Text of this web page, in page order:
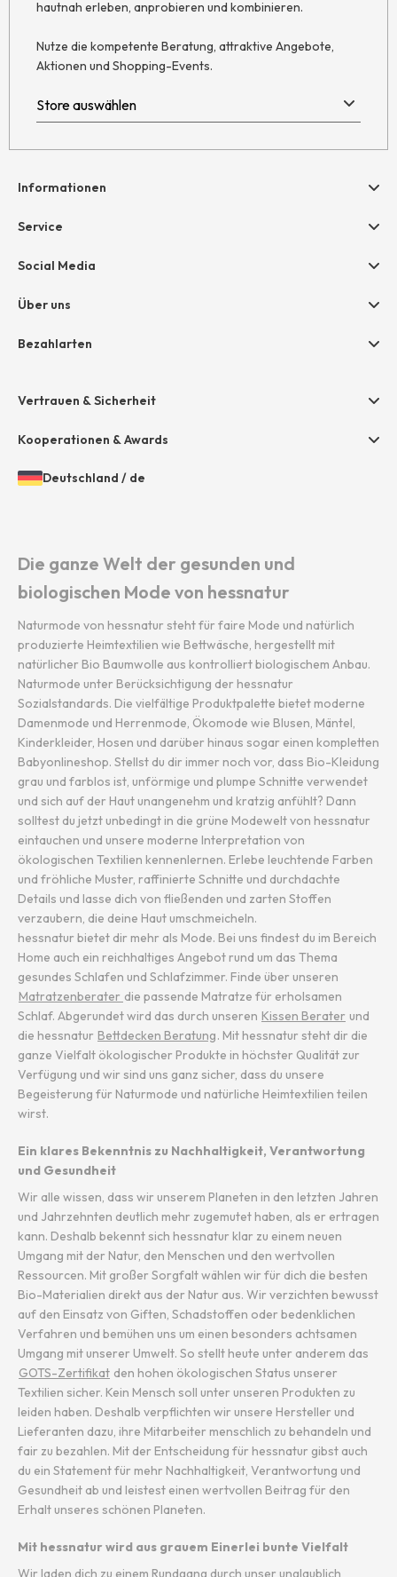
hautnah erleben, anprobieren und kombinieren.
Nutze die kompetente Beratung, attraktive Angebote,
Aktionen und Shopping-Events.
Informationen
Hilfe & Kontakt
Retoure
AGB
Grounding Page
Service
Geschenkgutscheine
Größentabelle
Social Media
Über uns
Unternehmen
Bezahlarten
Amazon Pay
VISA
Vertrauen & Sicherheit
Kooperationen & Awards
Öffnen
Sprachauswahl
Gewähltes
Deutschland / de
Die ganze Welt der gesunden und
biologischen Mode von hessnatur
Naturmode von hessnatur steht für faire Mode und natürlich
produzierte Heimtextilien wie Bettwäsche, hergestellt mit
natürlicher Bio Baumwolle aus kontrolliert biologischem Anbau.
Naturmode unter Berücksichtigung der hessnatur
Sozialstandards. Die vielfältige Produktpalette bietet moderne
Damenmode und Herrenmode, Ökomode wie Blusen, Mäntel,
Kinderkleider, Hosen und darüber hinaus sogar einen kompletten
Babyonlineshop. Stellst du dir immer noch vor, dass Bio-Kleidung
grau und farblos ist, unförmige und plumpe Schnitte verwendet
und sich auf der Haut unangenehm und kratzig anfühlt? Dann
solltest du jetzt unbedingt in die grüne Modewelt von hessnatur
eintauchen und unsere moderne Interpretation von
ökologischen Textilien kennenlernen. Erlebe leuchtende Farben
und fröhliche Muster, raffinierte Schnitte und durchdachte
Details und lasse dich von fließenden und zarten Stoffen
verzaubern, die deine Haut umschmeicheln.
hessnatur bietet dir mehr als Mode. Bei uns findest du im Bereich
Home auch ein reichhaltiges Angebot rund um das Thema
gesundes Schlafen und Schlafzimmer. Finde über unseren
Matratzenberater die passende Matratze für erholsamen
Schlaf. Abgerundet wird das durch unseren Kissen Berater und
die hessnatur Bettdecken Beratung. Mit hessnatur steht dir die
ganze Vielfalt ökologischer Produkte in höchster Qualität zur
Verfügung und wir sind uns ganz sicher, dass du unsere
Begeisterung für Naturmode und natürliche Heimtextilien teilen
wirst.
Ein klares Bekenntnis zu Nachhaltigkeit, Verantwortung
und Gesundheit
Wir alle wissen, dass wir unserem Planeten in den letzten Jahren
und Jahrzehnten deutlich mehr zugemutet haben, als er ertragen
kann. Deshalb bekennt sich hessnatur klar zu einem neuen
Umgang mit der Natur, den Menschen und den wertvollen
Ressourcen. Mit großer Sorgfalt wählen wir für dich die besten
Bio-Materialien direkt aus der Natur aus. Wir verzichten bewusst
auf den Einsatz von Giften, Schadstoffen oder bedenklichen
Verfahren und bemühen uns um einen besonders achtsamen
Umgang mit unserer Umwelt. So stellt heute unter anderem das
GOTS-Zertifikat den hohen ökologischen Status unserer
Textilien sicher. Kein Mensch soll unter unseren Produkten zu
leiden haben. Deshalb verpflichten wir unsere Hersteller und
Lieferanten dazu, ihre Mitarbeiter menschlich zu behandeln und
fair zu bezahlen. Mit der Entscheidung für hessnatur gibst auch
du ein Statement für mehr Nachhaltigkeit, Verantwortung und
Gesundheit ab und leistest einen wertvollen Beitrag für den
Erhalt unseres schönen Planeten.
Mit hessnatur wird aus grauem Einerlei bunte Vielfalt
Wir laden dich zu einem Rundgang durch unser unglaublich